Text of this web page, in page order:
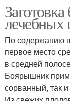
лечебных
По содержанию
первое место
в средней
Боярышник
сорванный, так